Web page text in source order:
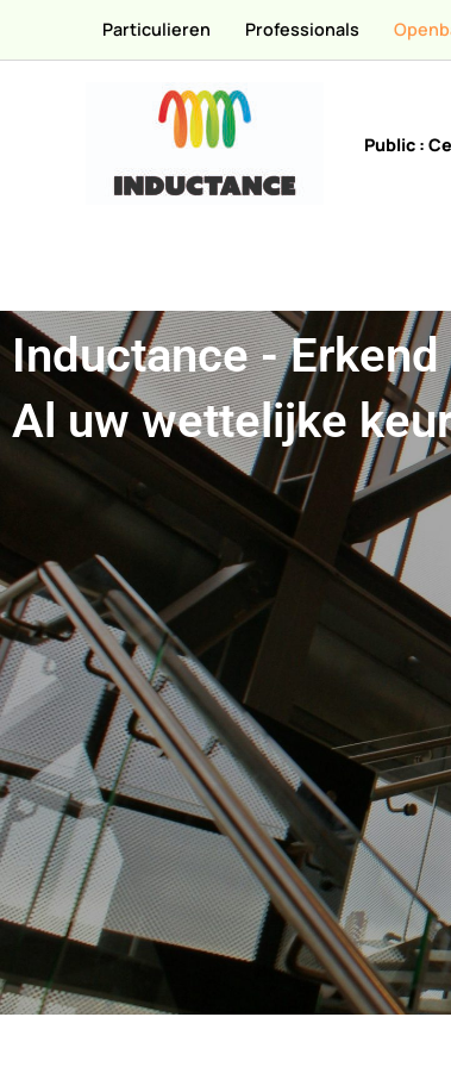
Particulieren Professionals
Public :
Inductance -
Al uw wettelijke